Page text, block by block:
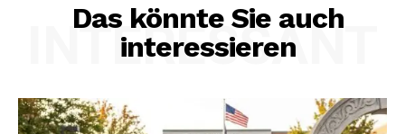
Das könnte Sie auch
interessieren
INTERESSANT